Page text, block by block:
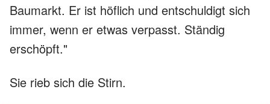
Baumarkt. Er ist höflich und entschuldigt sich
immer, wenn er etwas verpasst. Ständig
erschöpft."
Sie rieb sich die Stirn.